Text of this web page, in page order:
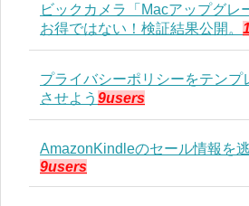
ビックカメラ「Macアップグレ
お得ではない！検証結果公開。
プライバシーポリシーをテンプ
させよう 9users
AmazonKindleのセール情報を
9users